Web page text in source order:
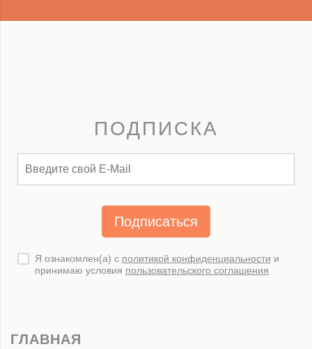
ПОДПИСКА
Подписаться
Я ознакомлен(а) с политикой конфиденциальности и
принимаю условия пользовательского соглашения
ГЛАВНАЯ